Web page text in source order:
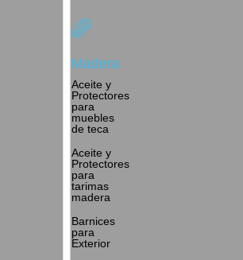
Madera
Aceite y
Protectores
para
muebles
de teca
Aceite y
Protectores
para
tarimas
madera
Barnices
para
Exterior